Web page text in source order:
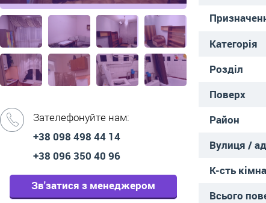
Категорія
Розділ
Поверх
Район
Вулиця /
К-сть
Всього
Зателефонуйте нам:
+38 098 498 44 14
+38 096 350 40 96
Зв'затися з менеджером